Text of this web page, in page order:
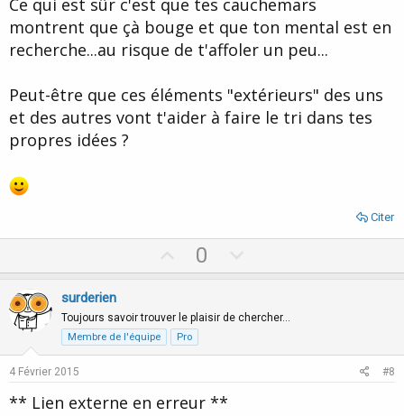
Ce qui est sûr c'est que tes cauchemars
montrent que çà bouge et que ton mental est en
recherche...au risque de t'affoler un peu...
Peut-être que ces éléments "extérieurs" des uns
et des autres vont t'aider à faire le tri dans tes
propres idées ?
Citer
p
o
t
e
0
o
n
o
surderien
Toujours savoir trouver le plaisir de chercher…
Membre de l'équipe Pro
4 Février 2015 #8
** Lien externe en erreur **